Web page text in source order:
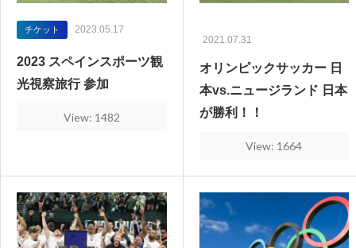
チケット 2023.05.17
2023 スペインスポーツ観
光視察旅行 参加
View: 1482
2021.07.31
オリンピックサッカー 日
本vs.ニュージランド 日本
が勝利！！
View: 1664